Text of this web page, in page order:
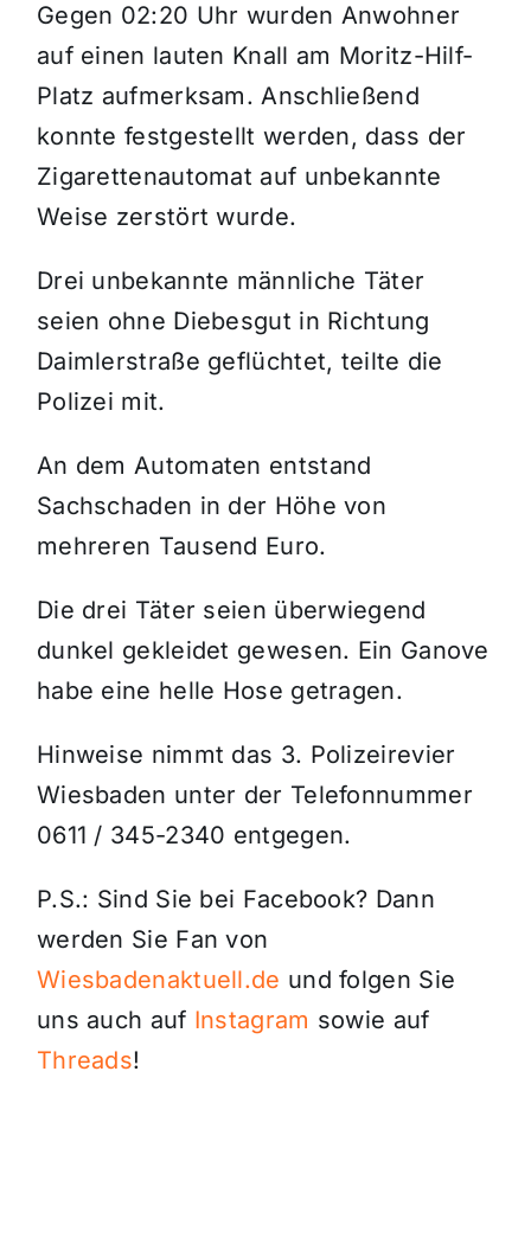
Gegen 02:20 Uhr wurden Anwohner
auf einen lauten Knall am Moritz-Hilf-
Platz aufmerksam. Anschließend
konnte festgestellt werden, dass der
Zigarettenautomat auf unbekannte
Weise zerstört wurde.
Drei unbekannte männliche Täter
seien ohne Diebesgut in Richtung
Daimlerstraße geflüchtet, teilte die
Polizei mit.
An dem Automaten entstand
Sachschaden in der Höhe von
mehreren Tausend Euro.
Die drei Täter seien überwiegend
dunkel gekleidet gewesen. Ein Ganove
habe eine helle Hose getragen.
Hinweise nimmt das 3. Polizeirevier
Wiesbaden unter der Telefonnummer
0611 / 345-2340 entgegen.
P.S.: Sind Sie bei Facebook? Dann
werden Sie Fan von
Wiesbadenaktuell.de und folgen Sie
uns auch auf Instagram sowie auf
Threads!